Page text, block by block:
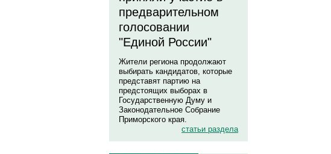
предварительном
голосовании
"Единой России"
Жители региона продолжают
выбирать кандидатов, которые
представят партию на
предстоящих выборах в
Государственную Думу и
Законодательное Собрание
Приморского края.
статьи раздела